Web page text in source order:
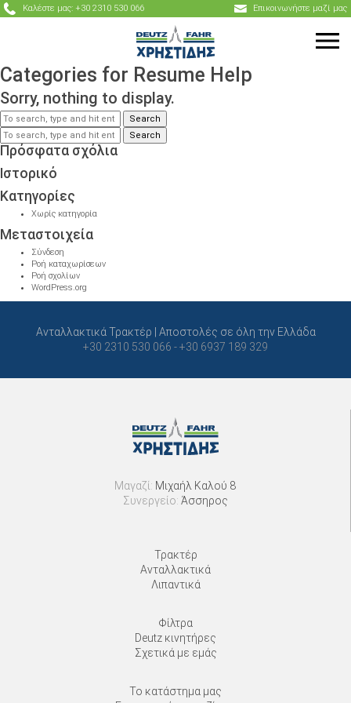
Καλέστε μας: +30 2310 530 066 Επικοινωνήστε μαζί μας
Categories for Resume Help
Sorry, nothing to display.
Search
Search
Πρόσφατα σχόλια
Ιστορικό
Kατηγορίες
Χωρίς κατηγορία
Μεταστοιχεία
Σύνδεση
Ροή καταχωρίσεων
Ροή σχολίων
WordPress.org
Ανταλλακτικά Τρακτέρ | Αποστολές σε όλη την Ελλάδα
+30 2310 530 066 - +30 6937 189 329
Μαγαζί: Μιχαήλ Καλού 8
Συνεργείο: Άσσηρος
Τρακτέρ
Ανταλλακτικά
Λιπαντικά
Φίλτρα
Deutz κινητήρες
Σχετικά με εμάς
Το κατάστημα μας